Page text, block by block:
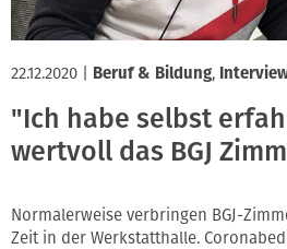
22.12.2020 Beruf & Bildung,
"Ich habe selbst
wertvoll das BGJ
Normalerweise verbringen BGJ-
Zeit in der Werkstatthalle.